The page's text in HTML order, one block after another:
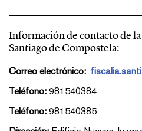
Información de contacto de la
Santiago de Compostela:
Correo electrónico:
Teléfono: 981540384
Teléfono: 981540385